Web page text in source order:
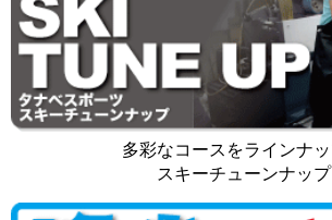
多彩なコースをラインナッ
スキーチューンナップ